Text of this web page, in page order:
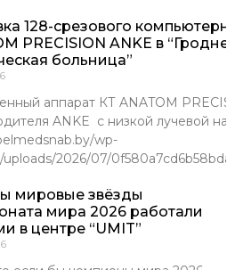
128-срезового
PRECISION ANKE в
больница”
аппарат КТ ANATOM
ANKE с низкой лучевой
wp-
2026/07/
мировые звёзды
мира 2026 работали
в центре “UMIT”